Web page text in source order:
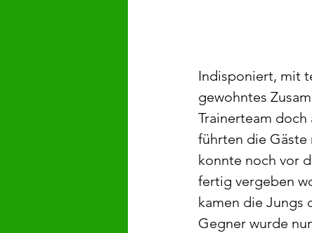
Indisponiert, mit
gewohntes
Trainerteam
führten die Gäste
konnte noch vor
fertig vergeben
kamen die Jungs
Gegner wurde